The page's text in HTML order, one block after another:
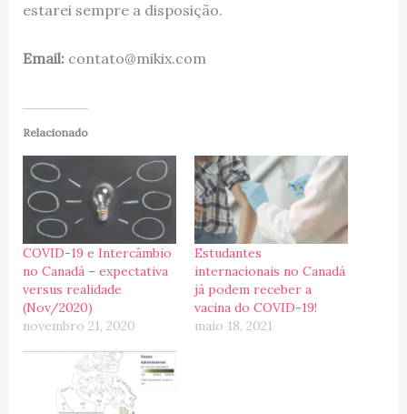
estarei sempre a disposição.
Email:contato@mikix.com
Relacionado
COVID-19 e Intercâmbio
no Canadá – expectativa
versus realidade
(Nov/2020)
novembro 21, 2020
Estudantes
internacionais no Canadá
já podem receber a
vacina do COVID-19!
maio 18, 2021